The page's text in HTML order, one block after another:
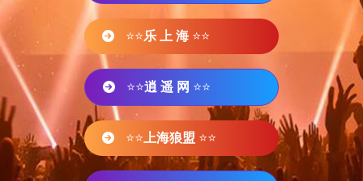
⭐⭐乐 上 海 ⭐⭐
⭐⭐逍 遥 网 ⭐⭐
⭐⭐ 上海狼盟 ⭐⭐